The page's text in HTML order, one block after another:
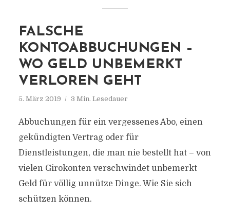
FALSCHE
KONTOABBUCHUNGEN –
WO GELD UNBEMERKT
VERLOREN GEHT
5. März 2019 3 Min. Lesedauer
Abbuchungen für ein vergessenes Abo, einen
gekündigten Vertrag oder für
Dienstleistungen, die man nie bestellt hat – von
vielen Girokonten verschwindet unbemerkt
Geld für völlig unnütze Dinge. Wie Sie sich
schützen können.